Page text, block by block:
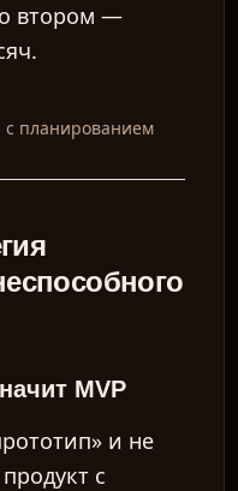
втором —
с планированием
MVP
и не
с